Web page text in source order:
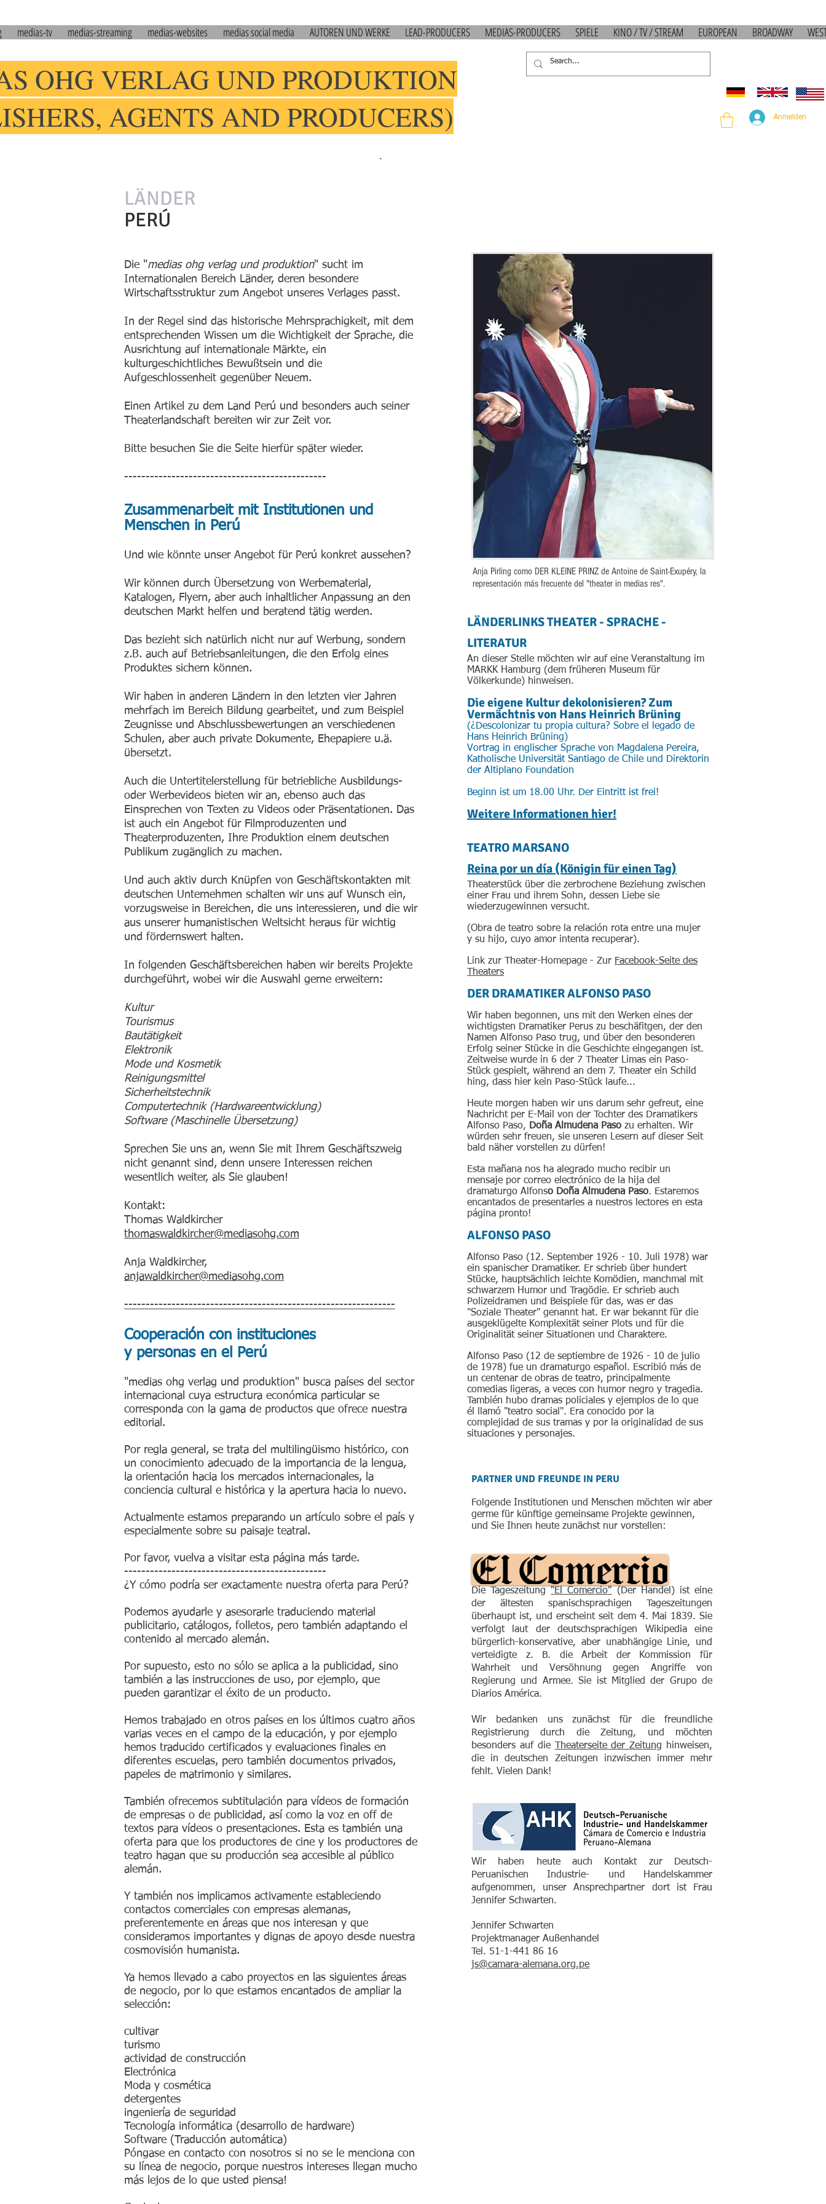
medias-tv medias-streaming medias-websites medias social media AUTOREN UND WERKE LEAD-PRODUCERS MEDIAS-PRODUCERS SPIELE KINO / TV / STREAM EUROPEAN BROADWAY
OHG VERLAG UND PRODUKTION
AGENTS AND PRODUCERS)
Anmelden
.
LÄNDER
PERÚ
Die "medias ohg verlag und produktion" sucht im
Internationalen Bereich Länder, deren besondere
Wirtschaftsstruktur zum Angebot unseres Verlages passt.
In der Regel sind das historische Mehrsprachigkeit, mit dem
entsprechenden Wissen um die Wichtigkeit der Sprache, die
Ausrichtung auf internationale Märkte, ein
kulturgeschichtliches Bewußtsein und die
Aufgeschlossenheit gegenüber Neuem.
Einen Artikel zu dem Land Perú und besonders auch seiner
Theaterlandschaft bereiten wir zur Zeit vor.
Bitte besuchen Sie die Seite hierfür später wieder.
-----------------------------------------------
Zusammenarbeit mit Institutionen und
Menschen in Perú
Und wie könnte unser Angebot für Perú konkret aussehen?
Wir können durch Übersetzung von Werbematerial,
Katalogen, Flyern, aber auch inhaltlicher Anpassung an den
deutschen Markt helfen und beratend tätig werden.
Das bezieht sich natürlich nicht nur auf Werbung, sondern
z.B. auch auf Betriebsanleitungen, die den Erfolg eines
Produktes sichern können.
Wir haben in anderen Ländern in den letzten vier Jahren
mehrfach im Bereich Bildung gearbeitet, und zum Beispiel
Zeugnisse und Abschlussbewertungen an verschiedenen
Schulen, aber auch private Dokumente, Ehepapiere u.ä.
übersetzt.
Auch die Untertitelerstellung für betriebliche Ausbildungs-
oder Werbevideos bieten wir an, ebenso auch das
Einsprechen von Texten zu Videos oder Präsentationen. Das
ist auch ein Angebot für Filmproduzenten und
Theaterproduzenten, Ihre Produktion einem deutschen
Publikum zugänglich zu machen.
Und auch aktiv durch Knüpfen von Geschäftskontakten mit
deutschen Unternehmen schalten wir uns auf Wunsch ein,
vorzugsweise in Bereichen, die uns interessieren, und die wir
aus unserer humanistischen Weltsicht heraus für wichtig
und fördernswert halten.
In folgenden Geschäftsbereichen haben wir bereits Projekte
durchgeführt, wobei wir die Auswahl gerne erweitern:
Kultur
Tourismus
Bautätigkeit
Elektronik
Mode und Kosmetik
Reinigungsmittel
Sicherheitstechnik
Computertechnik (Hardwareentwicklung)
Software (Maschinelle Übersetzung)
Sprechen Sie uns an, wenn Sie mit Ihrem Geschäftszweig
nicht genannt sind, denn unsere Interessen reichen
wesentlich weiter, als Sie glauben!
Kontakt:
Thomas Waldkircher
thomaswaldkircher@mediasohg.com
Anja Waldkircher,
anjawaldkircher@mediasohg.com
---------------------------------------------------------------
Cooperación con instituciones
y personas en el Perú
"medias ohg verlag und produktion" busca países del sector
internacional cuya estructura económica particular se
corresponda con la gama de productos que ofrece nuestra
editorial.
Por regla general, se trata del multilingüismo histórico, con
un conocimiento adecuado de la importancia de la lengua,
la orientación hacia los mercados internacionales, la
conciencia cultural e histórica y la apertura hacia lo nuevo.
Actualmente estamos preparando un artículo sobre el país y
especialmente sobre su paisaje teatral.
Por favor, vuelva a visitar esta página más tarde.
-----------------------------------------------
¿Y cómo podría ser exactamente nuestra oferta para Perú?
Podemos ayudarle y asesorarle traduciendo material
publicitario, catálogos, folletos, pero también adaptando el
contenido al mercado alemán.
Por supuesto, esto no sólo se aplica a la publicidad, sino
también a las instrucciones de uso, por ejemplo, que
pueden garantizar el éxito de un producto.
Hemos trabajado en otros países en los últimos cuatro años
varias veces en el campo de la educación, y por ejemplo
hemos traducido certificados y evaluaciones finales en
diferentes escuelas, pero también documentos privados,
papeles de matrimonio y similares.
También ofrecemos subtitulación para vídeos de formación
de empresas o de publicidad, así como la voz en off de
textos para vídeos o presentaciones. Esta es también una
oferta para que los productores de cine y los productores de
teatro hagan que su producción sea accesible al público
alemán.
Y también nos implicamos activamente estableciendo
contactos comerciales con empresas alemanas,
preferentemente en áreas que nos interesan y que
consideramos importantes y dignas de apoyo desde nuestra
cosmovisión humanista.
Ya hemos llevado a cabo proyectos en las siguientes áreas
de negocio, por lo que estamos encantados de ampliar la
selección:
cultivar
turismo
actividad de construcción
Electrónica
Moda y cosmética
detergentes
ingeniería de seguridad
Tecnología informática (desarrollo de hardware)
Software (Traducción automática)
Póngase en contacto con nosotros si no se le menciona con
su línea de negocio, porque nuestros intereses llegan mucho
más lejos de lo que usted piensa!
Anja Pirling como DER KLEINE PRINZ de Antoine de Saint-Exupéry, la
representación más frecuente del "theater in medias res".
LÄNDERLINKS THEATER - SPRACHE-
LITERATUR
An dieser Stelle möchten wir auf eine Veranstaltung im
MARKK Hamburg (dem früheren Museum für
Völkerkunde) hinweisen.
​Die eigene Kultur dekolonisieren? Zum
Vermächtnis von Hans Heinrich Brüning
(¿Descolonizar tu propia cultura? Sobre el legado de
Hans Heinrich Brüning)
Vortrag in englischer Sprache von Magdalena Pereira,
Katholische Universität Santiago de Chile und Direktorin
der Altiplano Foundation
Beginn ist um 18.00 Uhr. Der Eintritt ist frei!
Weitere Informationen hier!
TEATRO MARSANO
Reina por un día (Königin für einen Tag)
Theaterstück über die zerbrochene Beziehung zwischen
einer Frau und ihrem Sohn, dessen Liebe sie
wiederzugewinnen versucht.
(Obra de teatro sobre la relación rota entre una mujer
y su hijo, cuyo amor intenta recuperar).
Link zur Theater-Homepage - Zur Facebook-Seite des
Theaters
DER DRAMATIKER ALFONSO PASO
Wir haben begonnen, uns mit den Werken eines der
wichtigsten Dramatiker Perus zu beschäfitgen, der den
Namen Alfonso Paso trug, und über den besonderen
Erfolg seiner Stücke in die Geschichte eingegangen ist.
Zeitweise wurde in 6 der 7 Theater Limas ein Paso-
Stück gespielt, während an dem 7. Theater ein Schild
hing, dass hier kein Paso-Stück laufe...
Heute morgen haben wir uns darum sehr gefreut, eine
Nachricht per E-Mail von der Tochter des Dramatikers
Alfonso Paso, Doña Almudena Paso zu erhalten. Wir
würden sehr freuen, sie unseren Lesern auf dieser Seit
bald näher vorstellen zu dürfen!
Esta mañana nos ha alegrado mucho recibir un
mensaje por correo electrónico de la hija del
dramaturgo Alfonso Doña Almudena Paso. Estaremos
encantados de presentarles a nuestros lectores en esta
página pronto!
ALFONSO PASO
Alfonso Paso (12. September 1926 - 10. Juli 1978) war
ein spanischer Dramatiker. Er schrieb über hundert
Stücke, hauptsächlich leichte Komödien, manchmal mit
schwarzem Humor und Tragödie. Er schrieb auch
Polizeidramen und Beispiele für das, was er das
"Soziale Theater" genannt hat. Er war bekannt für die
ausgeklügelte Komplexität seiner Plots und für die
Originalität seiner Situationen und Charaktere.
Alfonso Paso (12 de septiembre de 1926 - 10 de julio
de 1978) fue un dramaturgo español. Escribió más de
un centenar de obras de teatro, principalmente
comedias ligeras, a veces con humor negro y tragedia.
También hubo dramas policiales y ejemplos de lo que
él llamó "teatro social". Era conocido por la
complejidad de sus tramas y por la originalidad de sus
situaciones y personajes.
PARTNER UND FREUNDE IN PERU
Folgende Institutionen und Menschen möchten wir aber
germe für künftige gemeinsame Projekte gewinnen,
und Sie Ihnen heute zunächst nur vorstellen:
Die Tageszeitung "El Comercio" (Der Handel) ist eine
der ältesten spanischsprachigen Tageszeitungen
überhaupt ist, und erscheint seit dem 4. Mai 1839. Sie
verfolgt laut der deutschsprachigen Wikipedia eine
bürgerlich-konservative, aber unabhängige Linie, und
verteidigte z. B. die Arbeit der Kommission für
Wahrheit und Versöhnung gegen Angriffe von
Regierung und Armee. Sie ist Mitglied der Grupo de
Diarios América.
Wir bedanken uns zunächst für die freundliche
Registrierung durch die Zeitung, und möchten
besonders auf die
Theaterseite der Zeitung hinweisen,
die in deutschen Zeitungen inzwischen immer mehr
fehlt. Vielen Dank!
Wir haben heute auch Kontakt zur Deutsch-
Peruanischen Industrie- und Handelskammer
aufgenommen, unser Ansprechpartner dort ist Frau
Jennifer Schwarten.
Jennifer Schwarten
Projektmanager Außenhandel
Tel. 51-1-441 86 16
js@camara-alemana.org.pe